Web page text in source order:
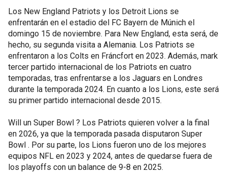
Los New England Patriots y los Detroit Lions se
enfrentarán en el estadio del FC Bayern de Múnich el
domingo 15 de noviembre. Para New England, esta será, de
hecho, su segunda visita a Alemania. Los Patriots se
enfrentaron a los Colts en Fráncfort en 2023. Además, mark
tercer partido internacional de los Patriots en cuatro
temporadas, tras enfrentarse a los Jaguars en Londres
durante la temporada 2024. En cuanto a los Lions, este será
su primer partido internacional desde 2015.
Will un Super Bowl ? Los Patriots quieren volver a la final
en 2026, ya que la temporada pasada disputaron Super
Bowl . Por su parte, los Lions fueron uno de los mejores
equipos NFL en 2023 y 2024, antes de quedarse fuera de
los playoffs con un balance de 9-8 en 2025.